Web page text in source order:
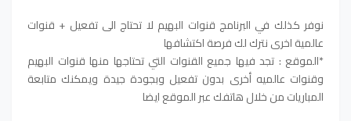
نوفر كذلك في البرنامج قنوات البهيم لا تحتاج الى تفعيل + قنوات
عالمية اخرى نترك لك فرصة اكتشافها
*الموقع : تجد فيها جميع القنوات التي تحتاجها منها قنوات البهيم
وقنوات عالميه أخرى بدون تفعيل وبجودة جيدة ويمكنك متابعة
المباريات من خلال هاتفك عبر الموقع ايضا